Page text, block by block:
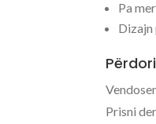
Pa
Dizajn
Prisni